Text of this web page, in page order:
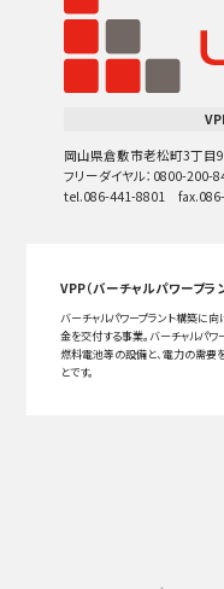
岡山県倉敷市老松町3丁目
フリーダイヤル：0800-200-
tel.086-441-8801
VPP（バーチャルパワープラ
バーチャルパワープラント構築に
金を交付する事業。バーチャルパ
燃料電池等の設備と、電力の需要
とです。